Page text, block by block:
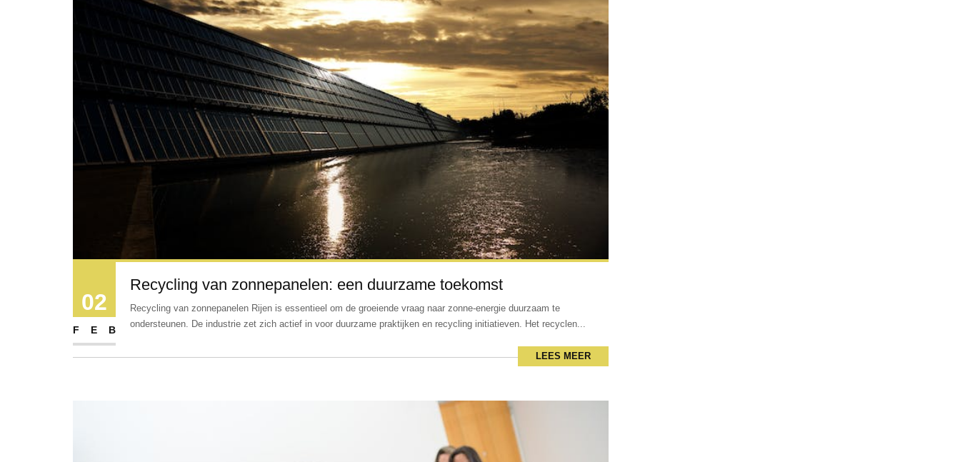
02
FEB
Recycling van zonnepanelen: een duurzame toekomst
Recycling van zonnepanelen Rijen is essentieel om de groeiende vraag naar zonne-energie duurzaam te
ondersteunen. De industrie zet zich actief in voor duurzame praktijken en recycling initiatieven. Het recyclen...
LEES MEER